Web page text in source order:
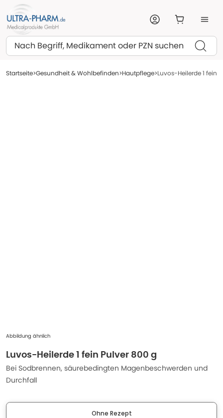
Suchen
Startseite Gesundheit & Wohlbefinden Hautpflege Luvos-Heilerde 1 fein
Abbildung ähnlich
Luvos-Heilerde 1 fein Pulver 800 g
Bei Sodbrennen, säurebedingten Magenbeschwerden und
Durchfall
Ohne Rezept